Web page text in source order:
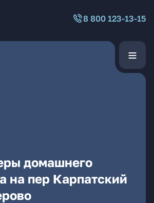
8 800 123-13-15
домашнего
на пер Карпатский